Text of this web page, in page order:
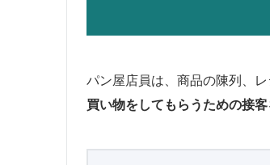
パン屋店員は、商品の陳列、
買い物をしてもらうための接客